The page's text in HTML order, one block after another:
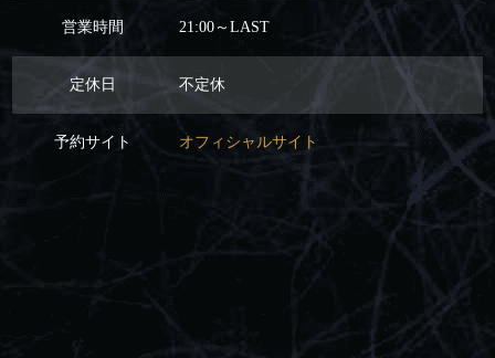
営業時間 21:00～LAST
定休日 不定休
予約サイト オフィシャルサイト